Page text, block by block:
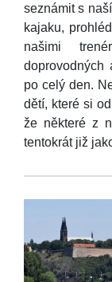
seznámit s
kajaku,
našimi
doprovodných
po celý den.
dětí, které si
že některé z
tentokrát již